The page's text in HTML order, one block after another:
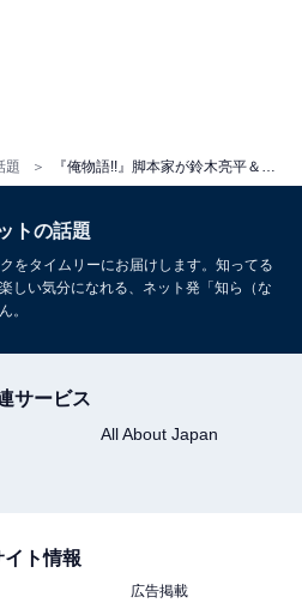
題
トの話題
をタイムリーにお届けします。知ってる
しい気分になれる、ネット発「知ら（な
。
サービス
All About Japan
イト情報
広告掲載